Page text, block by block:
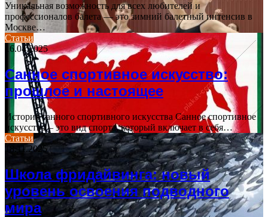
Уникальная возможность для всех любителей и
профессионалов балета — это зимний балетный интенсив в
Москве…
Статьи
16.04.2025
Санное спортивное искусство:
прошлое и настоящее
История санного спортивного искусства Санное спортивное
искусство – это вид спорта, который включает в себя…
Статьи
18.11.2025
Школа фридайвинга: новый
уровень освоения подводного
мира